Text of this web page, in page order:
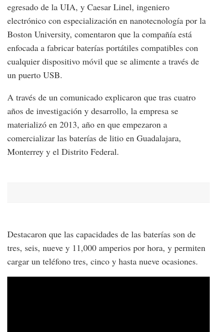
egresado de la UIA, y Caesar Linel, ingeniero
electrónico con especialización en nanotecnología por la
Boston University, comentaron que la compañía está
enfocada a fabricar baterías portátiles compatibles con
cualquier dispositivo móvil que se alimente a través de
un puerto USB.
A través de un comunicado explicaron que tras cuatro
años de investigación y desarrollo, la empresa se
materializó en 2013, año en que empezaron a
comercializar las baterías de litio en Guadalajara,
Monterrey y el Distrito Federal.
Destacaron que las capacidades de las baterías son de
tres, seis, nueve y 11,000 amperios por hora, y permiten
cargar un teléfono tres, cinco y hasta nueve ocasiones.